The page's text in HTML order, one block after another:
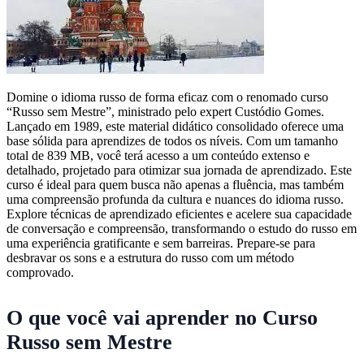
Domine o idioma russo de forma eficaz com o renomado curso
“Russo sem Mestre”, ministrado pelo expert Custódio Gomes.
Lançado em 1989, este material didático consolidado oferece uma
base sólida para aprendizes de todos os níveis. Com um tamanho
total de 839 MB, você terá acesso a um conteúdo extenso e
detalhado, projetado para otimizar sua jornada de aprendizado. Este
curso é ideal para quem busca não apenas a fluência, mas também
uma compreensão profunda da cultura e nuances do idioma russo.
Explore técnicas de aprendizado eficientes e acelere sua capacidade
de conversação e compreensão, transformando o estudo do russo em
uma experiência gratificante e sem barreiras. Prepare-se para
desbravar os sons e a estrutura do russo com um método
comprovado.
O que você vai aprender no Curso
Russo sem Mestre